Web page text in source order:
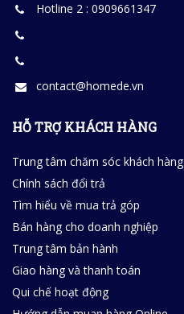
Hotline 2 : 0909661347
contact@homede.vn
HỖ TRỢ KHÁCH HÀNG
Trung tâm chăm sóc khách hàng
Chính sách đổi trả
Tìm hiểu về mua trả góp
Bán hàng cho doanh nghiệp
Trung tâm bản hành
Giao hàng và thanh toán
Qui chế hoạt động